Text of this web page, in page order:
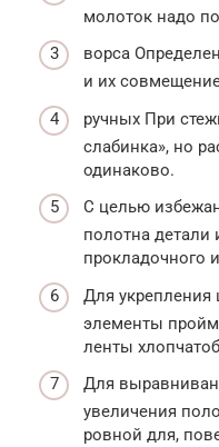
молоток надо
ворса
и их
ручных При
слабинка», но
одинаково.
С целью
полотна детали
прокладочного
Для
элементы
ленты
Для
увеличения
ровной для,